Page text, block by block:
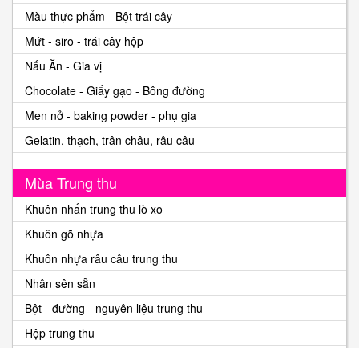
Màu thực phẩm - Bột trái cây
Mứt - siro - trái cây hộp
Nấu Ăn - Gia vị
Chocolate - Giấy gạo - Bông đường
Men nở - baking powder - phụ gia
Gelatin, thạch, trân châu, râu câu
Mùa Trung thu
Khuôn nhấn trung thu lò xo
Khuôn gõ nhựa
Khuôn nhựa râu câu trung thu
Nhân sên sẵn
Bột - đường - nguyên liệu trung thu
Hộp trung thu